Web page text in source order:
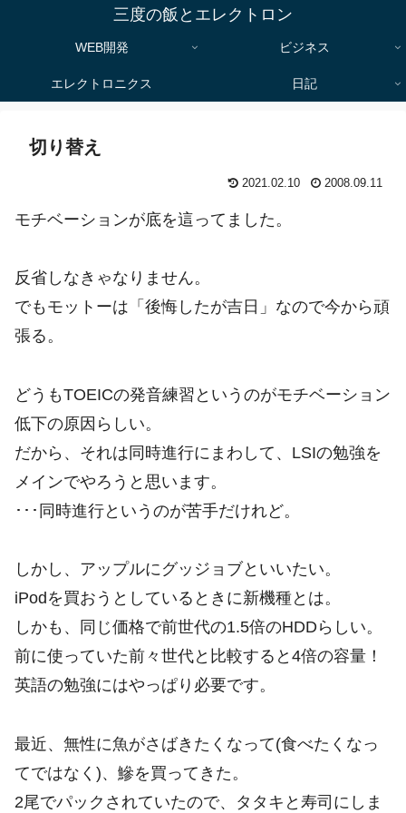
三度の飯とエレクトロン
WEB開発 ビジネス
エレクトロニクス 日記
切り替え
2021.02.10 2008.09.11
モチベーションが底を這ってました。
反省しなきゃなりません。
でもモットーは「後悔したが吉日」なので今から頑
張る。
どうもTOEICの発音練習というのがモチベーション
低下の原因らしい。
だから、それは同時進行にまわして、LSIの勉強を
メインでやろうと思います。
･･･同時進行というのが苦手だけれど。
しかし、アップルにグッジョブといいたい。
iPodを買おうとしているときに新機種とは。
しかも、同じ価格で前世代の1.5倍のHDDらしい。
前に使っていた前々世代と比較すると4倍の容量！
英語の勉強にはやっぱり必要です。
最近、無性に魚がさばきたくなって(食べたくなっ
てではなく)、鰺を買ってきた。
2尾でパックされていたので、タタキと寿司にしま